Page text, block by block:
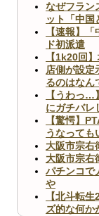
なぜフラン
ット「中国
【速報】
ド初派遣
【1k20回
店側が設定
るのはなん
【うわっ…
にガチバ
【驚愕】
うなっても
大阪市宗右
大阪市宗右
パチンコで
や
【北斗転
ズ的な何か